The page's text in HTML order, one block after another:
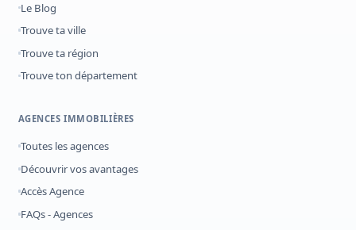
Le Blog
Trouve ta ville
Trouve ta région
Trouve ton département
AGENCES IMMOBILIÈRES
Toutes les agences
Découvrir vos avantages
Accès Agence
FAQs - Agences